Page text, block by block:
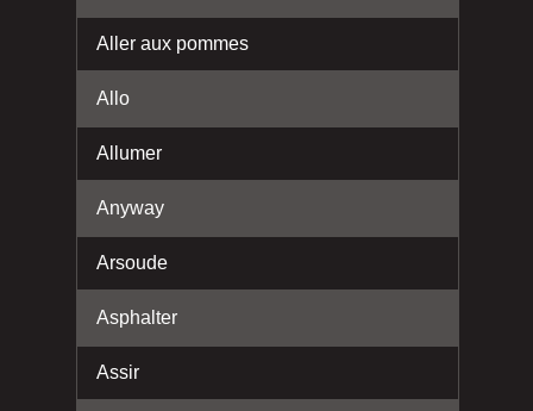
Aller aux pommes
Allo
Allumer
Anyway
Arsoude
Asphalter
Assir